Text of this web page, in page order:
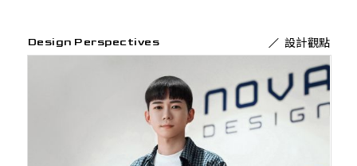
Design Perspectives 設計觀點